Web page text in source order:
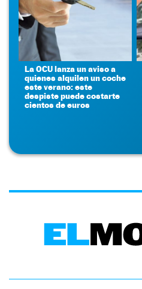
La OCU lanza un aviso a
quienes alquilen un coche
este verano: este
despiste puede costarte
cientos de euros